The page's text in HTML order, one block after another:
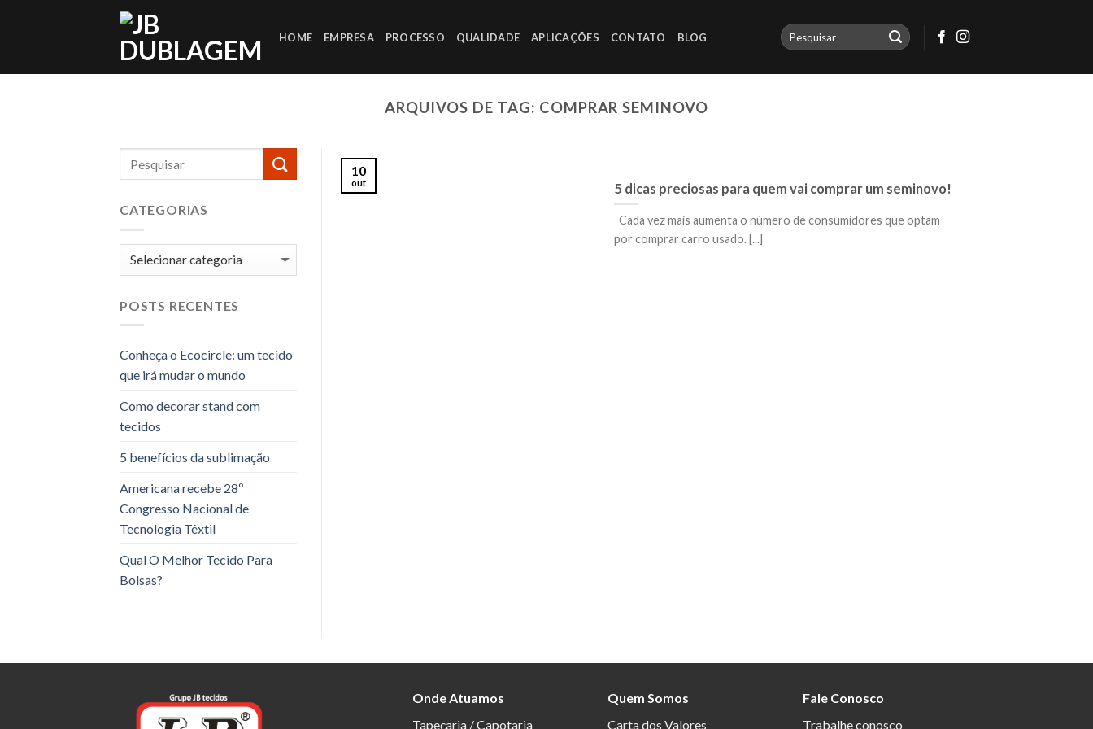
HOME EMPRESA PROCESSO QUALIDADE APLICAÇÕES CONTATO BLOG
ARQUIVOS DE TAG: COMPRAR SEMINOVO
CATEGORIAS
Categorias
POSTS RECENTES
Conheça o Ecocircle: um tecido
que irá mudar o mundo
Como decorar stand com
tecidos
5 benefícios da sublimação
Americana recebe 28º
Congresso Nacional de
Tecnologia Têxtil
Qual O Melhor Tecido Para
Bolsas?
5 dicas preciosas para quem vai comprar um seminovo!
Cada vez mais aumenta o número de consumidores que optam
por comprar carro usado. [...]
10
out
Onde Atuamos
Tapeçaria / Capotaria
Quem Somos
Carta dos Valores
Fale Conosco
Trabalhe conosco